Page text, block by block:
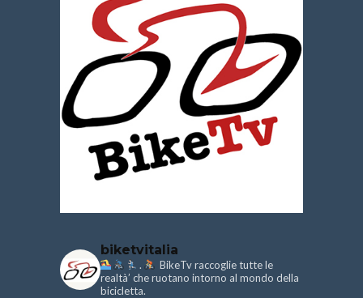
biketvitalia
.
BikeTv raccoglie tutte le
realtà’ che ruotano intorno al mondo della
bicicletta.